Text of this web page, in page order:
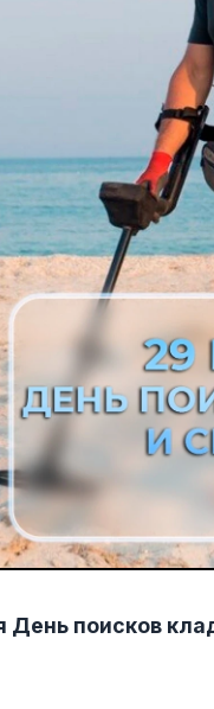
День поисков